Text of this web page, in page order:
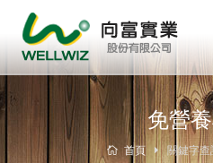
免營
首頁 關鍵字查